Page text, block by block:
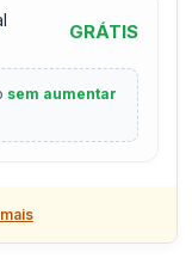
GRÁTIS
sem aumentar